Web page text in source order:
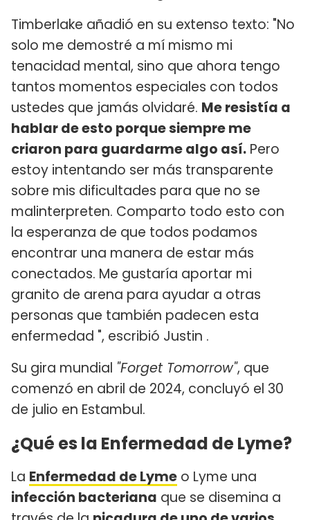
Timberlake añadió en su extenso texto: "No
solo me demostré a mí mismo mi
tenacidad mental, sino que ahora tengo
tantos momentos especiales con todos
ustedes que jamás olvidaré. Me resistía a
hablar de esto porque siempre me
criaron para guardarme algo así. Pero
estoy intentando ser más transparente
sobre mis dificultades para que no se
malinterpreten. Comparto todo esto con
la esperanza de que todos podamos
encontrar una manera de estar más
conectados. Me gustaría aportar mi
granito de arena para ayudar a otras
personas que también padecen esta
enfermedad ", escribió Justin .
Su gira mundial "Forget Tomorrow", que
comenzó en abril de 2024, concluyó el 30
de julio en Estambul.
¿Qué es la Enfermedad de Lyme?
La Enfermedad de Lyme o Lyme una
infección bacteriana que se disemina a